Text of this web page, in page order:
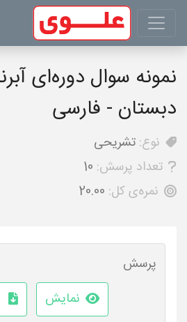
دبستان - فارسی
نوع: تشریحی
تعداد پرسش: 10
نمره‌ی کل: 20.00
پرسش
نمایش